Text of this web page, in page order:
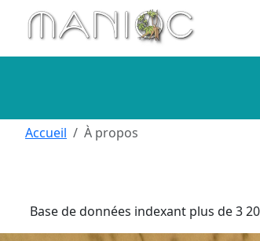
Aller au contenu principal
Base de données indexant plus de 3
Accueil À propos